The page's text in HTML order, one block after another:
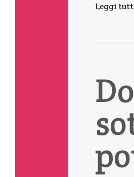
Leggi